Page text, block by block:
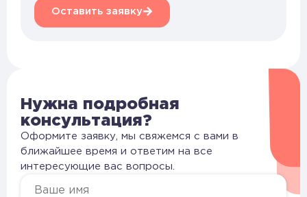
Оставить заявку
Нужна подробная
консультация?
Оформите заявку, мы свяжемся с вами в
ближайшее время и ответим на все
интересующие вас вопросы.